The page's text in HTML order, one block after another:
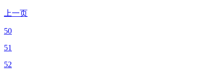
上一页
50
51
52